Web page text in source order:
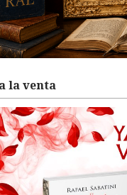
la venta